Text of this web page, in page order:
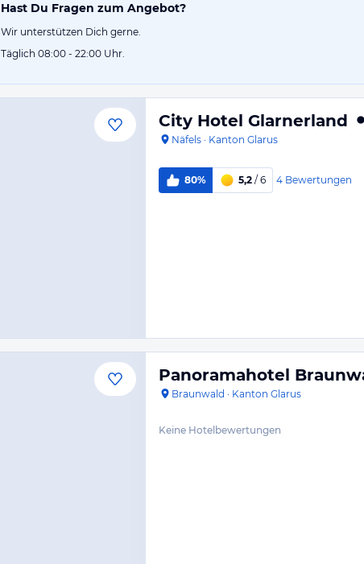
Hast Du Fragen zum Angebot?
Wir unterstützen Dich gerne.
Täglich 08:00 - 22:00 Uhr.
City Hotel Glarnerland
Näfels · Kanton Glarus
80% 5,2 / 6 4 Bewertungen
Panoramahotel
Braunwald · Kanton Glarus
Keine Hotelbewertungen